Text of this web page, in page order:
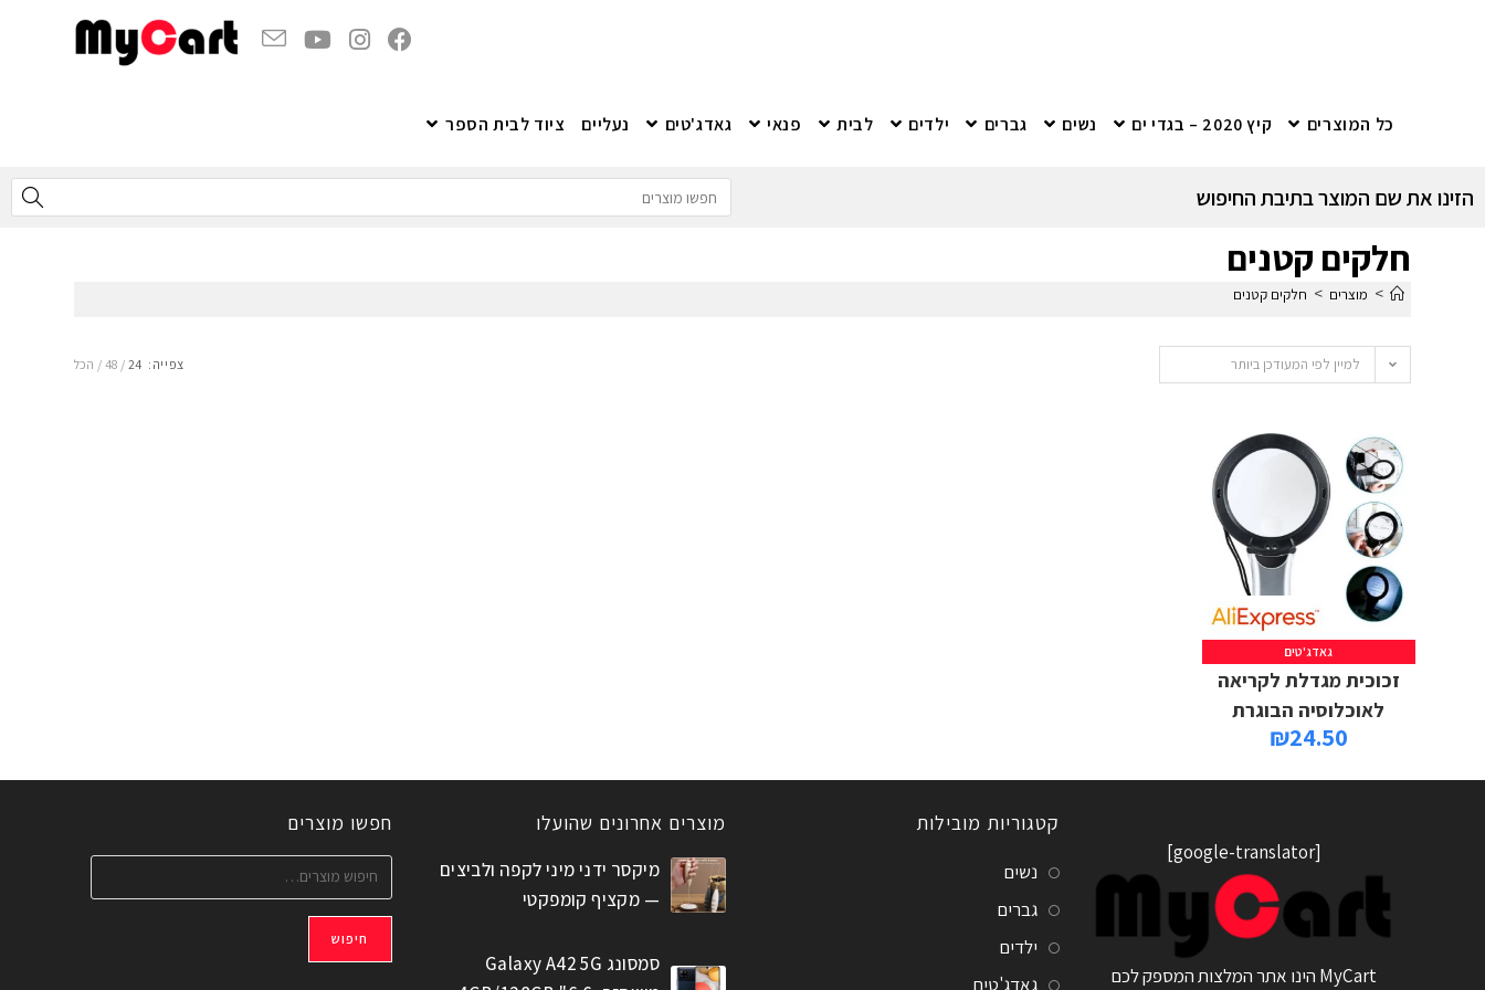
כל המוצרים קיץ 2020 – בגדי ים נשים גברים ילדים לבית פנאי גאדג'טים נעליים ציוד לבית הספר
הזינו את שם המוצר בתיבת החיפוש
חלקים קטנים
> מוצרים > חלקים קטנים
למיין לפי המעודכן ביותר צפייה: 24
48 הכל
גאדג'טים
זכוכית מגדלת לקריאה
לאוכלוסיה הבוגרת
₪24.50
[google-translator]
MyCart הינו אתר המלצות המספק לכם
קטגוריות מובילות
נשים
גברים
ילדים
גאדג'טים
מוצרים אחרונים שהועלו
מיקסר ידני מיני לקפה ולביצים
— מקציף קומפקטי
סמסונג Galaxy A42 5G
חפשו מוצרים
חיפוש